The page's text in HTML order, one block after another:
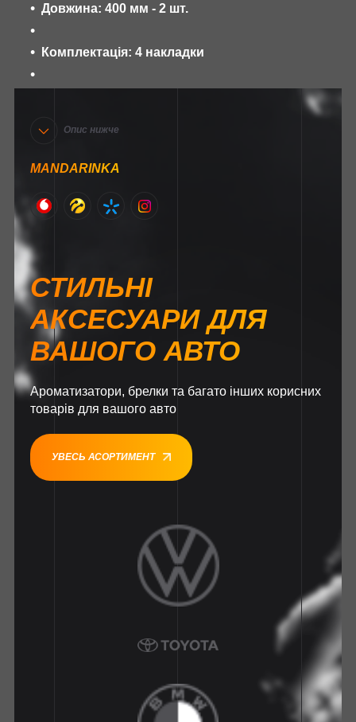
Довжина: 400 мм - 2 шт.
Комплектація: 4 накладки
Опис нижче
MANDARINKA
СТИЛЬНІ
АКСЕСУАРИ ДЛЯ
ВАШОГО АВТО
Ароматизатори, брелки та багато інших корисних
товарів для вашого авто
УВЕСЬ АСОРТИМЕНТ